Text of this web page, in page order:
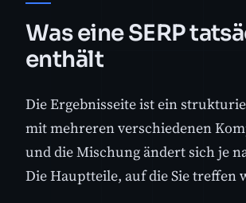
Was eine SERP
enthält
Die Ergebnisseite ist ein
mit mehreren verschiedenen
und die Mischung ändert sich je
Die Hauptteile, auf die Sie treffen